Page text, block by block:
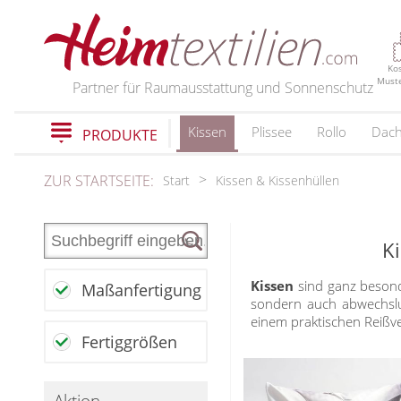
PRODUKTE
Plissee nach Maß
Wabenplissee
Sonnenschutz Plissee
Plissee mit Muster
Rollo
Rollos nach Maß
Thermo Rollo
Doppelrollo
Dachfenster Rollo
Partner für Raumausstattung und Sonnenschutz
PRODUKTE Kissen Plissee Rollo
ZUR STARTSEITE: Start Kissen & Kissenhüllen
Maßanfertigung
Fertiggrößen
Kissen sind ganz
sondern auch
einem praktischen